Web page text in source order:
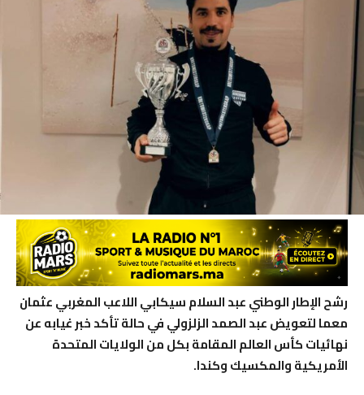
رشح الإطار الوطني عبد السلام سيكابي اللاعب المغربي عثمان
معما لتعويض عبد الصمد الزلزولي في حالة تأكد خبر غيابه عن
نهائيات كأس العالم المقامة بكل من الولايات المتحدة
الأمريكية والمكسيك وكندا.